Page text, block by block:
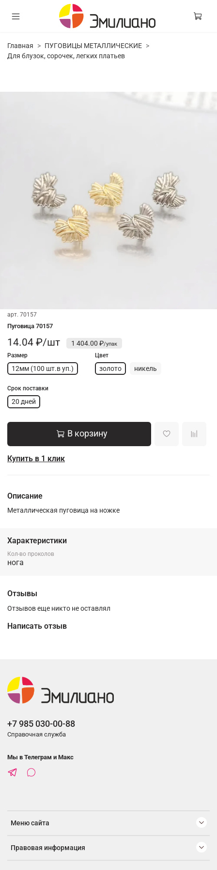
Главная
ПУГОВИЦЫ МЕТАЛЛИЧЕСКИЕ
Для блузок, сорочек, легких платьев
арт. 70157
Пуговица 70157
14.04 ₽/шт 1 404.00 ₽
Размер
12мм (100 шт.в уп.)
Цвет
золото никель
Срок поставки
20 дней
В корзину
Купить в 1 клик
Описание
Металлическая пуговица на ножке
Характеристики
Кол-во проколов
нога
Отзывы
Отзывов еще никто не оставлял
Написать отзыв
Меню сайта
Правовая информация
+7 985 030-00-88
Справочная служба
Мы в Телеграм и Макс